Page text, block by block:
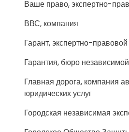
Ваше право, экспертно-
ВВС, компания
Гарант, экспертно-
Гарантия, бюро
Главная дорога, компания
юридических услуг
Городская независимая